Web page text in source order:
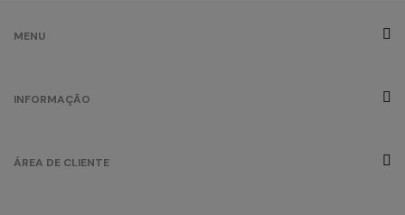
MENU
INFORMAÇÃO
ÁREA DE CLIENTE